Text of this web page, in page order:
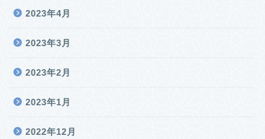
2023年4月
2023年3月
2023年2月
2023年1月
2022年12月